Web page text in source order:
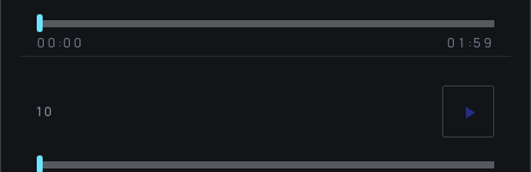
00:00 01:59
10